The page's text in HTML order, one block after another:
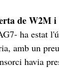
de W2M
ha estat
amb un
havia